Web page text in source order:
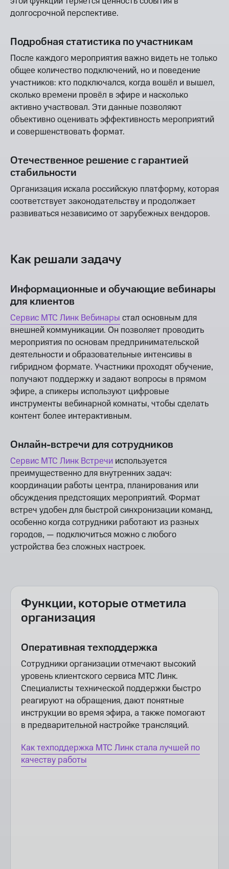
долгосрочной перспективе.
Подробная статистика по участникам
После каждого мероприятия важно видеть не только
общее количество подключений, но и поведение
участников: кто подключался, когда вошёл и вышел,
сколько времени провёл в эфире и насколько
активно участвовал. Эти данные позволяют
объективно оценивать эффективность мероприятий
и совершенствовать формат.
Отечественное решение с гарантией
стабильности
Организация искала российскую платформу, которая
соответствует законодательству и продолжает
развиваться независимо от зарубежных вендоров.
Как решали задачу
Информационные и обучающие вебинары
для клиентов
Сервис МТС Линк Вебинары стал основным для
внешней коммуникации. Он позволяет проводить
мероприятия по основам предпринимательской
деятельности и образовательные интенсивы в
гибридном формате. Участники проходят обучение,
получают поддержку и задают вопросы в прямом
эфире, а спикеры используют цифровые
инструменты вебинарной комнаты, чтобы сделать
контент более интерактивным.
Онлайн-встречи для сотрудников
Сервис МТС Линк Встречи используется
преимущественно для внутренних задач:
координации работы центра, планирования или
обсуждения предстоящих мероприятий. Формат
встреч удобен для быстрой синхронизации команд,
особенно когда сотрудники работают из разных
городов, — подключиться можно с любого
устройства без сложных настроек.
Функции, которые отметила
организация
Оперативная техподдержка
Сотрудники организации отмечают высокий
уровень клиентского сервиса МТС Линк.
Специалисты технической поддержки быстро
реагируют на обращения, дают понятные
инструкции во время эфира, а также помогают
в предварительной настройке трансляций.
Как техподдержка МТС Линк стала лучшей по
качеству работы